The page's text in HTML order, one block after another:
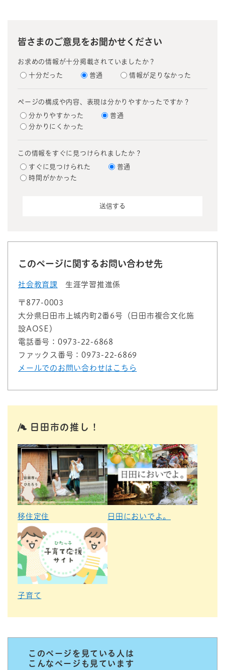
皆さまのご意見をお聞かせください
お求めの情報が十分掲載されていましたか？
十分だった 普通 情報が足りなかった
ページの構成や内容、表現は分かりやすかったですか？
分かりやすかった
普通
分かりにくかった
この情報をすぐに見つけられましたか？
すぐに見つけられた
普通
時間がかかった
このページに関するお問い合わせ先
社会教育課 生涯学習推進係
〒877-0003
大分県日田市上城内町2番6号（日田市複合文化施
設AOSE）
電話番号：0973-22-6868
ファックス番号：0973-22-6869
メールでのお問い合わせはこちら
日田市の推し！
移住定住 日田においでよ。
子育て
このページを見ている人は
こんなページも見ています